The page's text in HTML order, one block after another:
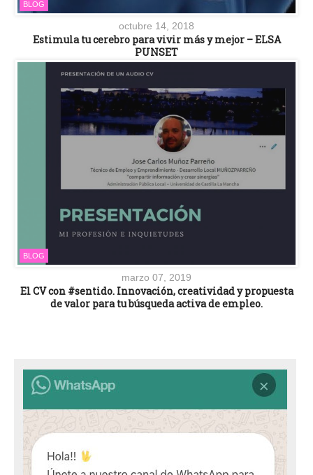
BLOG
octubre 14, 2018
Estimula tu cerebro para vivir más y mejor – ELSA
PUNSET
BLOG
marzo 07, 2019
El CV con #sentido. Innovación, creatividad y propuesta
de valor para tu búsqueda activa de empleo.